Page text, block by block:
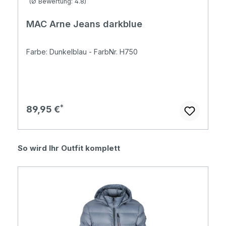
MAC Arne Jeans darkblue
Farbe: Dunkelblau - FarbNr. H750
Regulärer Preis:
89,95 €
Produktgalerie überspringen
So wird Ihr Outfit komplett